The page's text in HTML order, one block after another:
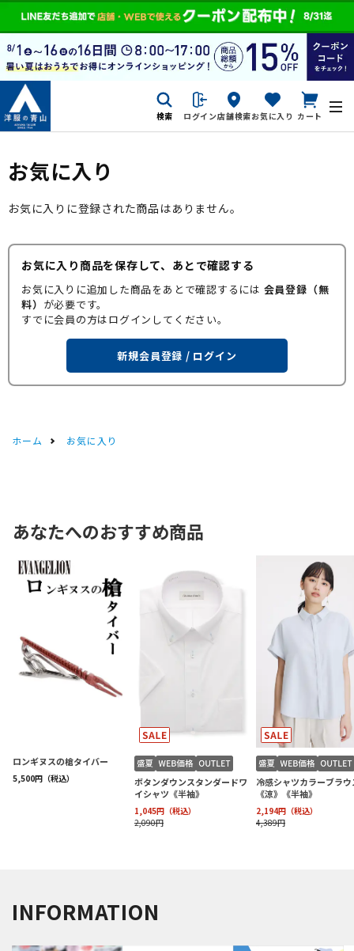
検索 ログイン店舗検索お気に入り カート
お気に入り
お気に入りに登録された商品はありません。
お気に入り商品を保存して、あとで確認する
お気に入りに追加した商品をあとで確認するには 会員登録（無
料） が必要です。
すでに会員の方はログインしてください。
新規会員登録 / ログイン
ホーム お気に入り
INFORMATION